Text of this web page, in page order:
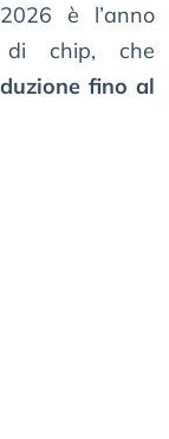
è l’anno
di chip, che
fino al